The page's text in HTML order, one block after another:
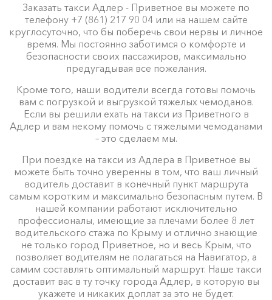
Заказать такси Адлер - Приветное вы можете по
телефону +7 (861) 217 90 04 или на нашем сайте
круглосуточно, что бы поберечь свои нервы и личное
время. Мы постоянно заботимся о комфорте и
безопасности своих пассажиров, максимально
предугадывая все пожелания.
Кроме того, наши водители всегда готовы помочь
вам с погрузкой и выгрузкой тяжелых чемоданов.
Если вы решили ехать на такси из Приветного в
Адлер и вам некому помочь с тяжелыми чемоданами
– это сделаем мы.
При поездке на такси из Адлера в Приветное вы
можете быть точно уверенны в том, что ваш личный
водитель доставит в конечный пункт маршрута
самым коротким и максимально безопасным путем. В
нашей компании работают исключительно
профессионалы, имеющие за плечами более 8 лет
водительского стажа по Крыму и отлично знающие
не только город Приветное, но и весь Крым, что
позволяет водителям не полагаться на Навигатор, а
самим составлять оптимальный маршрут. Наше такси
доставит вас в ту точку города Адлер, в которую вы
укажете и никаких доплат за это не будет.